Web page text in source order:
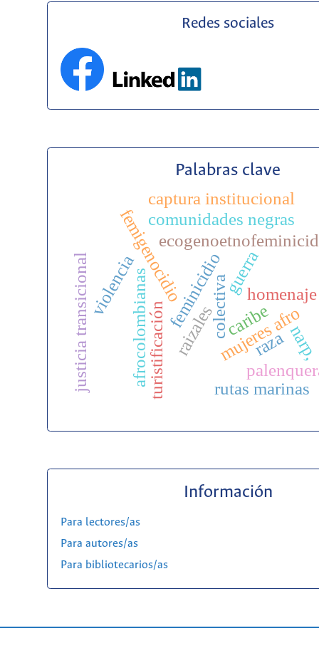
Redes sociales
Palabras clave
femigenocidiofeminicidioguerra
violencia homenaje
justicia transicional colectiva
comunidades negras
mujeres afro
raizales
afrocolombianas
rutas marinas
turistificación caribe
raza
captura institucional
Información
Para lectores/as
Para autores/as
Para bibliotecarios/as